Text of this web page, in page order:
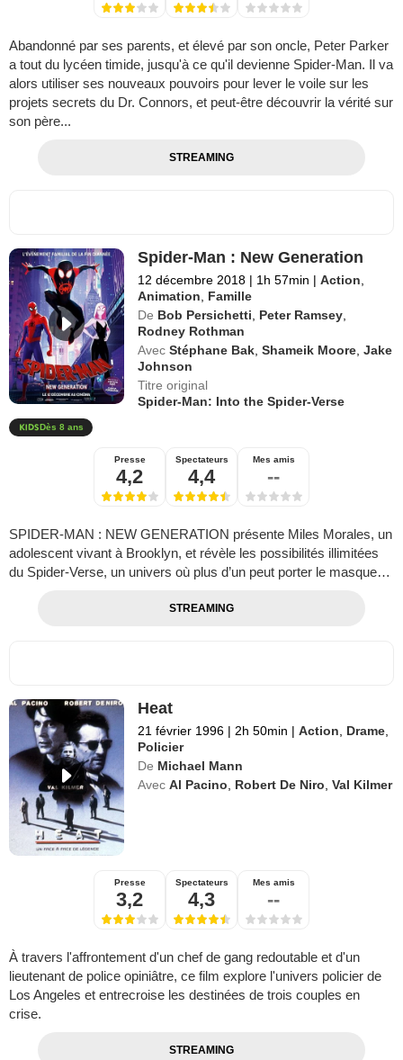
Abandonné par ses parents, et élevé par son oncle, Peter Parker
a tout du lycéen timide, jusqu'à ce qu'il devienne Spider-Man. Il va
alors utiliser ses nouveaux pouvoirs pour lever le voile sur les
projets secrets du Dr. Connors, et peut-être découvrir la vérité sur
son père...
STREAMING
Spider-Man : New Generation
12 décembre 2018 | 1h 57min | Action
Animation
Famille
De Bob Persichetti Peter Ramsey
Rodney Rothman
Avec Stéphane Bak ,Shameik Moore ,Jake
Johnson
Titre original
Spider-Man: Into the Spider-Verse
Dès 8 ans
Presse
4,2
Spectateurs
4,4
Mes amis
--
SPIDER-MAN : NEW GENERATION présente Miles Morales, un
adolescent vivant à Brooklyn, et révèle les possibilités illimitées
du Spider-Verse, un univers où plus d’un peut porter le masque…
STREAMING
Heat
21 février 1996 | 2h 50min | Action, Drame,
Policier
De Michael Mann
Avec Al Pacino, Robert De Niro,Val Kilmer
Presse
3,2
Spectateurs
4,3
Mes amis
--
À travers l'affrontement d'un chef de gang redoutable et d'un
lieutenant de police opiniâtre, ce film explore l'univers policier de
Los Angeles et entrecroise les destinées de trois couples en
crise.
STREAMING